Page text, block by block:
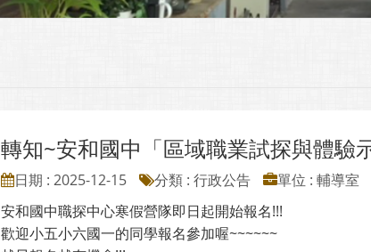
轉知~安和國中「區域職業試探與體驗
日期 : 2025-12-15 分類 : 行政公告 單位 : 輔導室
安和國中職探中心寒假營隊即日起開始報名!!!
歡迎小五小六國一的同學報名參加喔~~~~~~